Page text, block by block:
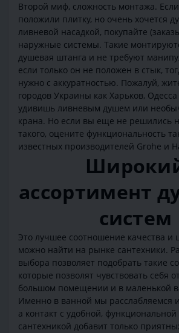
Второй миф, сложность монтажа.
положили плитку, но очень хочется
ливневой насадкой, покупайте
наружные системы. Такие
душевая штанга и не требуют
если только он не положен в стык,
нужно с аккуратностью. Пожалуй,
городов Украины как Харьков,
удивишь ливневым душем или
крана. Но если вы еще не решились
такого, оцените функциональность
известных производителей Grohe и
ассортимент
систем
Это лучшее соотношение качества и
можно найти на рынке сантехники.
выбора позволяет подобрать такие
которые позволят чувствовать себя
большом помещении и в маленькой
Именно в ванной мы расслабляемся
а контакт с удобной,
сантехникой добавит только